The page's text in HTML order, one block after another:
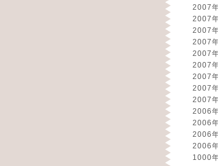
2007
2007
2007
2007
2007
2007
2007
2007
2007
2006
2006
2006
2006
1000